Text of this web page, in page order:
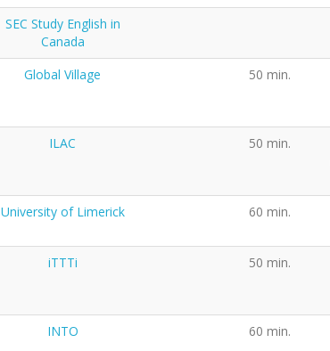
SEC Study English in
Canada
Global Village 50 min.
ILAC 50 min.
University of Limerick 60 min.
iTTTi 50 min.
INTO 60 min.